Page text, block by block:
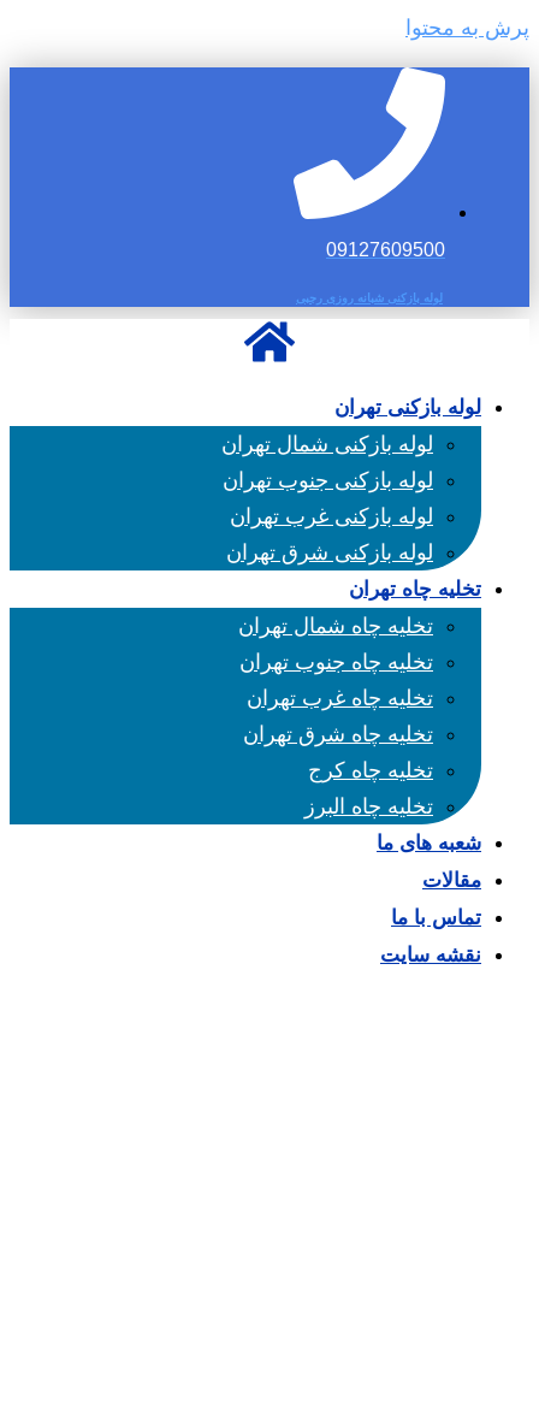
پرش به محتوا
09127609500
لوله بازکنی شبانه روزی رجبی
لوله بازکنی تهران
لوله بازکنی شمال تهران
لوله بازکنی جنوب تهران
لوله بازکنی غرب تهران
لوله بازکنی شرق تهران
تخلیه چاه تهران
تخلیه چاه شمال تهران
تخلیه چاه جنوب تهران
تخلیه چاه غرب تهران
تخلیه چاه شرق تهران
تخلیه چاه کرج
تخلیه چاه البرز
شعبه های ما
مقالات
تماس با ما
نقشه سایت